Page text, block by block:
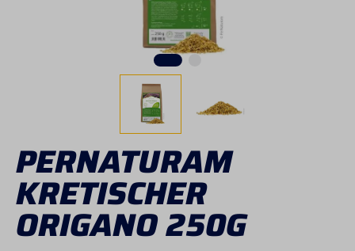
PERNATURAM
KRETISCHER
ORIGANO 250G